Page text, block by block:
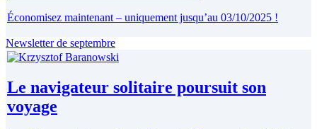
Économisez maintenant – uniquement jusqu’au 03/10/2025 !
Newsletter de septembre
Le navigateur solitaire poursuit son
voyage